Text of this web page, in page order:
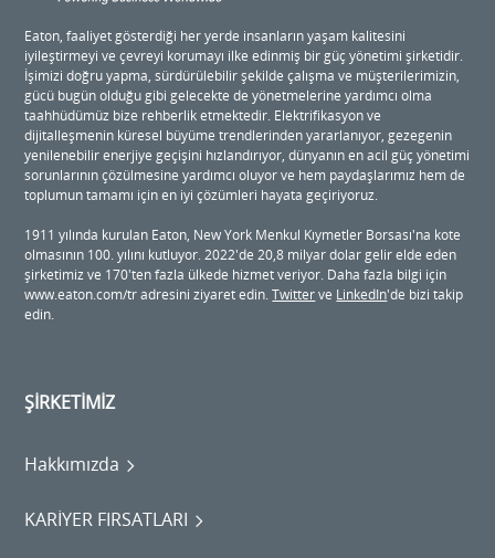
Eaton, faaliyet gösterdiği her yerde insanların yaşam kalitesini
iyileştirmeyi ve çevreyi korumayı ilke edinmiş bir güç yönetimi şirketidir.
İşimizi doğru yapma, sürdürülebilir şekilde çalışma ve müşterilerimizin,
gücü bugün olduğu gibi gelecekte de yönetmelerine yardımcı olma
taahhüdümüz bize rehberlik etmektedir. Elektrifikasyon ve
dijitalleşmenin küresel büyüme trendlerinden yararlanıyor, gezegenin
yenilenebilir enerjiye geçişini hızlandırıyor, dünyanın en acil güç yönetimi
sorunlarının çözülmesine yardımcı oluyor ve hem paydaşlarımız hem de
toplumun tamamı için en iyi çözümleri hayata geçiriyoruz.
1911 yılında kurulan Eaton, New York Menkul Kıymetler Borsası'na kote
olmasının 100. yılını kutluyor. 2022'de 20,8 milyar dolar gelir elde eden
şirketimiz ve 170'ten fazla ülkede hizmet veriyor. Daha fazla bilgi için
www.eaton.com/tr adresini ziyaret edin.Twitterve LinkedIn'de bizi takip
edin.
ŞİRKETİMİZ
Hakkımızda
KARİYER FIRSATLARI